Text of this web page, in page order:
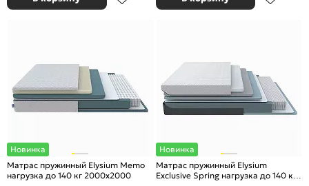
Новинка
Матрас пружинный Elysium Memo
нагрузка до 140 кг 2000x2000
Новинка
Матрас пружинный Elysium
Exclusive Spring нагрузка до 140 кг